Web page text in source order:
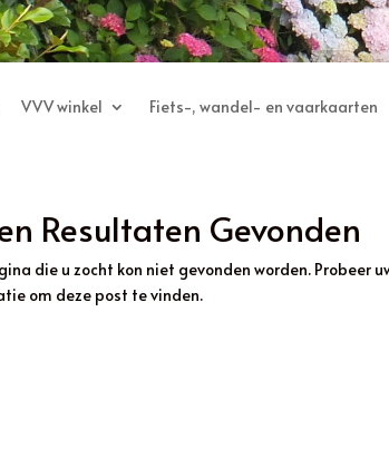
VVV winkel Fiets-, wandel- en vaarkaarten
Resultaten Gevonden
die u zocht kon niet gevonden worden.
om deze post te vinden.